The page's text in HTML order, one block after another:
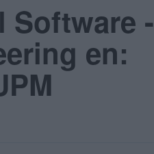
Software -
en: